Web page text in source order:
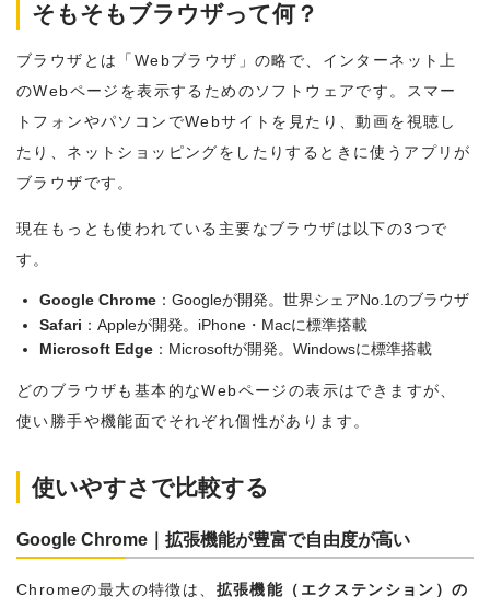
そもそもブラウザって何？
ブラウザとは「Webブラウザ」の略で、インターネット上
のWebページを表示するためのソフトウェアです。スマー
トフォンやパソコンでWebサイトを見たり、動画を視聴し
たり、ネットショッピングをしたりするときに使うアプリが
ブラウザです。
現在もっとも使われている主要なブラウザは以下の3つで
す。
Google Chrome ：Googleが開発。世界シェアNo.1のブラウザ
Safari ：Appleが開発。iPhone・Macに標準搭載
Microsoft Edge ：Microsoftが開発。Windowsに標準搭載
どのブラウザも基本的なWebページの表示はできますが、
使い勝手や機能面でそれぞれ個性があります。
使いやすさで比較する
Google Chrome｜拡張機能が豊富で自由度が高い
Chromeの最大の特徴は、 拡張機能（エクステンション）の